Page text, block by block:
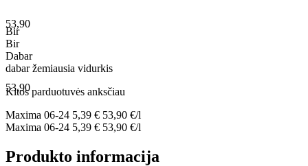
53,90
53,90
Bir
Bir
Dabar
dabaržemiausia vidurkis
Kitos parduotuvės anksčiau
Maxima 06-24 5,39 € 53,90 €/l
Maxima 06-24 5,39 € 53,90 €/l
Produkto informacija